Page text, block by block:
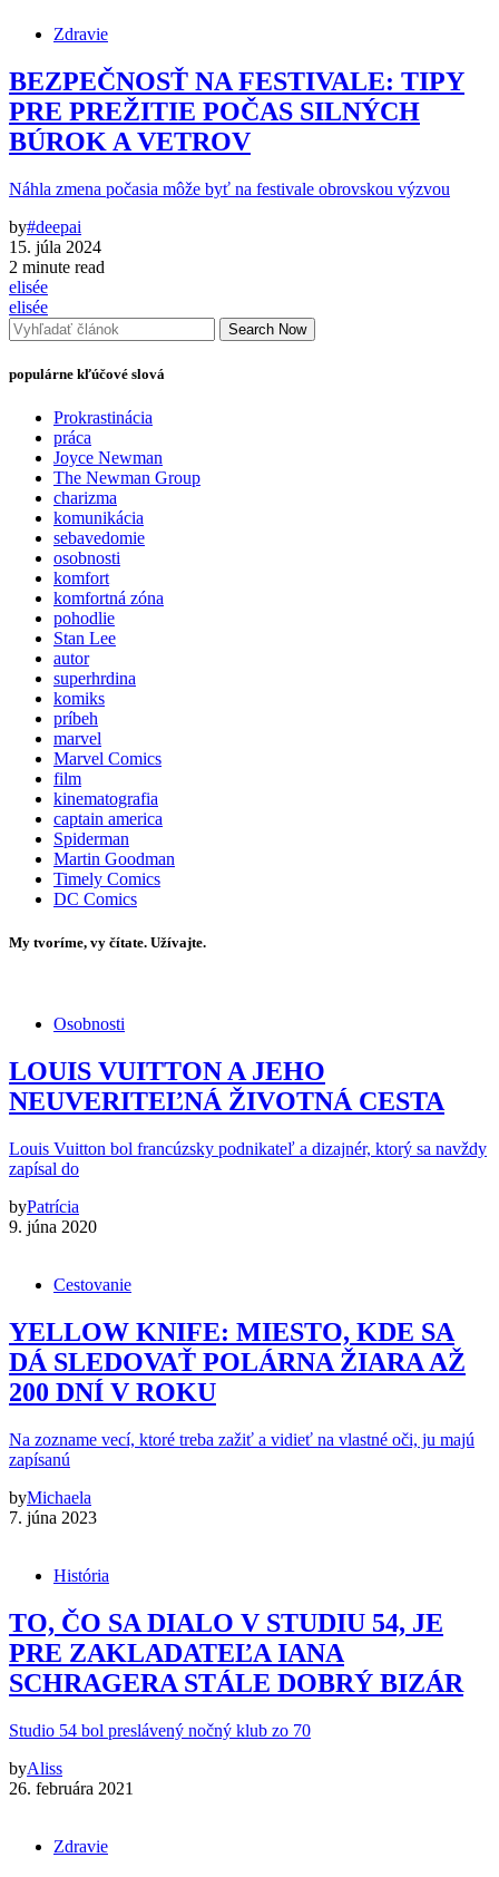
Zdravie
BEZPEČNOSŤ NA FESTIVALE: TIPY
PRE PREŽITIE POČAS SILNÝCH
BÚROK A VETROV
Náhla zmena počasia môže byť na festivale obrovskou výzvou
by#deepai
15. júla 2024
2 minute read
elisée
elisée
Search Now
populárne kľúčové slová
Prokrastinácia
práca
Joyce Newman
The Newman Group
charizma
komunikácia
sebavedomie
osobnosti
komfort
komfortná zóna
pohodlie
Stan Lee
autor
superhrdina
komiks
príbeh
marvel
Marvel Comics
film
kinematografia
captain america
Spiderman
Martin Goodman
Timely Comics
DC Comics
My tvoríme, vy čítate. Užívajte.
Osobnosti
LOUIS VUITTON A JEHO
NEUVERITEĽNÁ ŽIVOTNÁ CESTA
Louis Vuitton bol francúzsky podnikateľ a dizajnér, ktorý sa navždy
zapísal do
byPatrícia
9. júna 2020
Cestovanie
YELLOW KNIFE: MIESTO, KDE SA
DÁ SLEDOVAŤ POLÁRNA ŽIARA AŽ
200 DNÍ V ROKU
Na zozname vecí, ktoré treba zažiť a vidieť na vlastné oči, ju majú
zapísanú
byMichaela
7. júna 2023
História
TO, ČO SA DIALO V STUDIU 54, JE
PRE ZAKLADATEĽA IANA
SCHRAGERA STÁLE DOBRÝ BIZÁR
Studio 54 bol preslávený nočný klub zo 70
byAliss
26. februára 2021
Zdravie